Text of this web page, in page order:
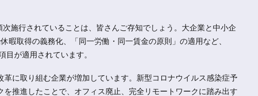
施行されていることは、皆さんご存知でしょう。大企業と中小企
暇取得の義務化、「同一労働・同一賃金の原則」の適用など、
目が適用されています。
革に取り組む企業が増加しています。新型コロナウイルス感染症予
推進したことで、オフィス廃止、完全リモートワークに踏み出す